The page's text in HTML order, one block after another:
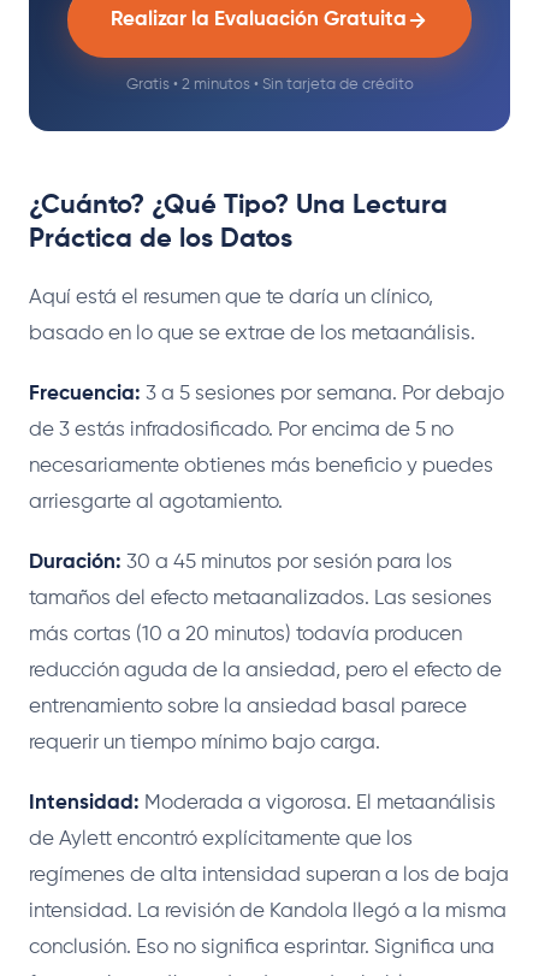
Realizar la Evaluación Gratuita
Gratis • 2 minutos • Sin tarjeta de crédito
¿Cuánto? ¿Qué Tipo? Una Lectura
Práctica de los Datos
Aquí está el resumen que te daría un clínico,
basado en lo que se extrae de los metaanálisis.
Frecuencia: 3 a 5 sesiones por semana. Por debajo
de 3 estás infradosificado. Por encima de 5 no
necesariamente obtienes más beneficio y puedes
arriesgarte al agotamiento.
Duración: 30 a 45 minutos por sesión para los
tamaños del efecto metaanalizados. Las sesiones
más cortas (10 a 20 minutos) todavía producen
reducción aguda de la ansiedad, pero el efecto de
entrenamiento sobre la ansiedad basal parece
requerir un tiempo mínimo bajo carga.
Intensidad: Moderada a vigorosa. El metaanálisis
de Aylett encontró explícitamente que los
regímenes de alta intensidad superan a los de baja
intensidad. La revisión de Kandola llegó a la misma
conclusión. Eso no significa esprintar. Significa una